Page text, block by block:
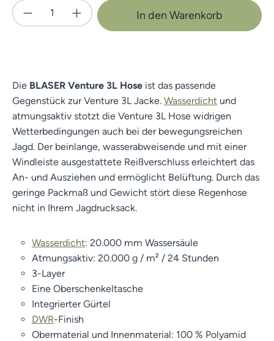
Produkt Anzahl: Gib den gewünschten
In den Warenkorb
Die BLASER Venture 3L Hose ist das passende
Gegenstück zur Venture 3L Jacke. Wasserdicht und
atmungsaktiv stotzt die Venture 3L Hose widrigen
Wetterbedingungen auch bei der bewegungsreichen
Jagd. Der beinlange, wasserabweisende und mit einer
Windleiste ausgestattete Reißverschluss erleichtert das
An- und Ausziehen und ermöglicht Belüftung. Durch das
geringe Packmaß und Gewicht stört diese Regenhose
nicht in Ihrem Jagdrucksack.
Wasserdicht: 20.000 mm Wassersäule
Atmungsaktiv: 20.000 g / m² / 24 Stunden
3-Layer
Eine Oberschenkeltasche
Integrierter Gürtel
DWR-Finish
Obermaterial und Innenmaterial: 100 % Polyamid